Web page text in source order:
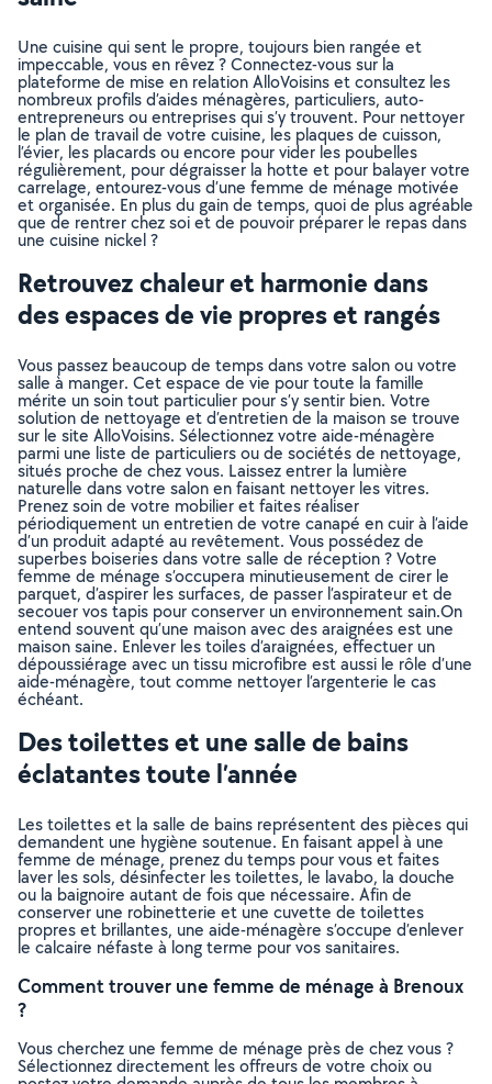
Une cuisine qui sent le propre, toujours bien rangée et
impeccable, vous en rêvez ? Connectez-vous sur la
plateforme de mise en relation AlloVoisins et consultez les
nombreux profils d’aides ménagères, particuliers, auto-
entrepreneurs ou entreprises qui s’y trouvent. Pour nettoyer
le plan de travail de votre cuisine, les plaques de cuisson,
l’évier, les placards ou encore pour vider les poubelles
régulièrement, pour dégraisser la hotte et pour balayer votre
carrelage, entourez-vous d’une femme de ménage motivée
et organisée. En plus du gain de temps, quoi de plus agréable
que de rentrer chez soi et de pouvoir préparer le repas dans
une cuisine nickel ?
Retrouvez chaleur et harmonie dans
des espaces de vie propres et rangés
Vous passez beaucoup de temps dans votre salon ou votre
salle à manger. Cet espace de vie pour toute la famille
mérite un soin tout particulier pour s’y sentir bien. Votre
solution de nettoyage et d’entretien de la maison se trouve
sur le site AlloVoisins. Sélectionnez votre aide-ménagère
parmi une liste de particuliers ou de sociétés de nettoyage,
situés proche de chez vous. Laissez entrer la lumière
naturelle dans votre salon en faisant nettoyer les vitres.
Prenez soin de votre mobilier et faites réaliser
périodiquement un entretien de votre canapé en cuir à l’aide
d’un produit adapté au revêtement. Vous possédez de
superbes boiseries dans votre salle de réception ? Votre
femme de ménage s’occupera minutieusement de cirer le
parquet, d’aspirer les surfaces, de passer l’aspirateur et de
secouer vos tapis pour conserver un environnement sain.On
entend souvent qu’une maison avec des araignées est une
maison saine. Enlever les toiles d’araignées, effectuer un
dépoussiérage avec un tissu microfibre est aussi le rôle d’une
aide-ménagère, tout comme nettoyer l’argenterie le cas
échéant.
Des toilettes et une salle de bains
éclatantes toute l’année
Les toilettes et la salle de bains représentent des pièces qui
demandent une hygiène soutenue. En faisant appel à une
femme de ménage, prenez du temps pour vous et faites
laver les sols, désinfecter les toilettes, le lavabo, la douche
ou la baignoire autant de fois que nécessaire. Afin de
conserver une robinetterie et une cuvette de toilettes
propres et brillantes, une aide-ménagère s’occupe d’enlever
le calcaire néfaste à long terme pour vos sanitaires.
Comment trouver une femme de ménage à Brenoux
?
Vous cherchez une femme de ménage près de chez vous ?
Sélectionnez directement les offreurs de votre choix ou